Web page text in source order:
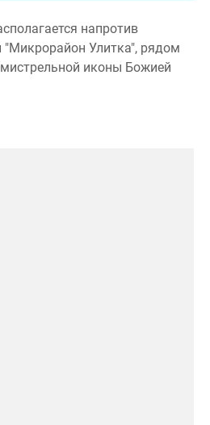
напротив
"Микрорайон Улитка", рядом
иконы Божией